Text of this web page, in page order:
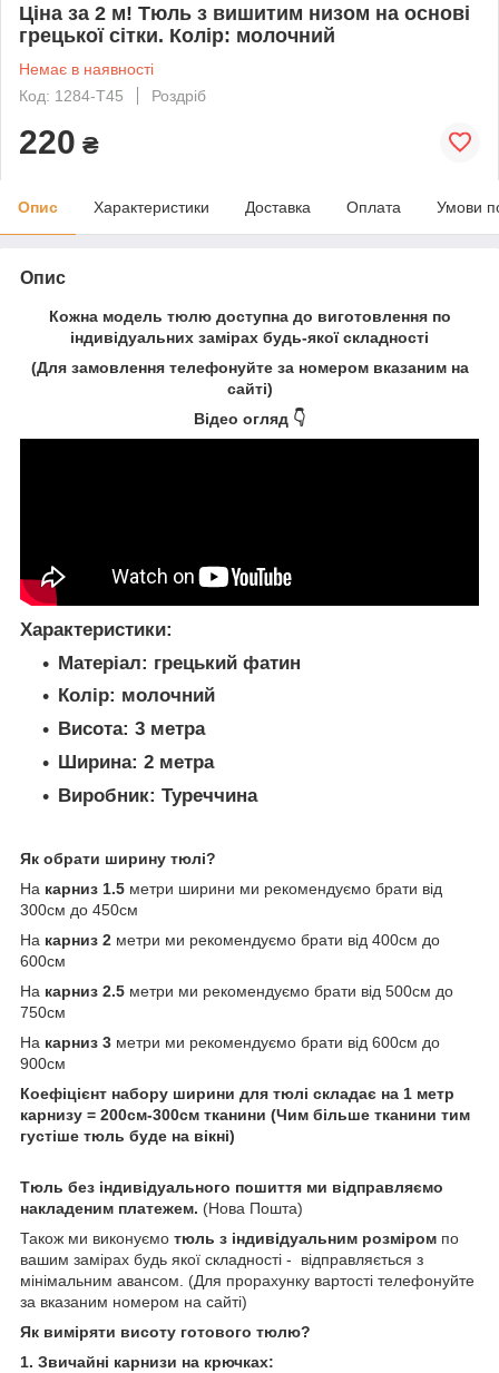
Ціна за 2 м! Тюль з вишитим низом на основі
грецької сітки. Колір: молочний
Немає в наявності
Код: 1284-Т45
Роздріб
220 ₴
Опис Характеристики Доставка Оплата Умови
Опис
Кожна модель тюлюдоступна до виготовлення по
індивідуальних замірах будь-якої складності
(Для замовлення телефонуйте за номером вказаним на
сайті)
Відео огляд 👇
Характеристики:
Матеріал: грецький фатин
Колір: молочний
Висота: 3 метра
Ширина: 2 метра
Виробник: Туреччина
Як обрати ширину тюлі?
На карниз 1.5 метри ширини ми рекомендуємо брати від
300см до 450см
На карниз 2 метри ми рекомендуємо брати від 400см до
600см
На карниз 2.5 метри ми рекомендуємо брати від 500см до
750см
На карниз 3 метри ми рекомендуємо брати від 600см до
900см
Коефіцієнт набору ширини для тюлі складає на 1 метр
карнизу = 200см-300см тканини (Чим більше тканини тим
густіше тюль буде на вікні)
Тюль без індивідуального пошиття ми відправляємо
накладеним платежем. (Нова Пошта)
Також ми виконуємо тюль з індивідуальним розміром по
вашим замірах будь якої складності -
відправляється з
мінімальним авансом. (Для прорахунку вартості телефонуйте
за вказаним номером на сайті)
Як виміряти висоту готового тюлю?
1. Звичайні карнизи на крючках: